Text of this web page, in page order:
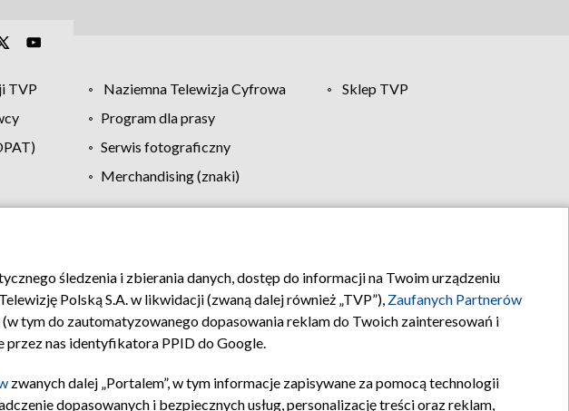
TVP Naziemna Telewizja Cyfrowa
Sklep TVP
Program dla prasy
Serwis fotograficzny
Merchandising (znaki)
Pomoc Biuro reklamy Kontakt
śledzenia i zbierania danych, dostęp do informacji na Twoim urządzeniu
Polską S.A. w likwidacji (zwaną dalej również „TVP”), Zaufanych Partnerów
tym do zautomatyzowanego dopasowania reklam do Twoich zainteresowań i
przez nas identyfikatora PPID do Google.
zwanych dalej „Portalem”, w tym informacje zapisywane za pomocą technologii
dopasowanych i bezpiecznych usług, personalizację treści oraz reklam,